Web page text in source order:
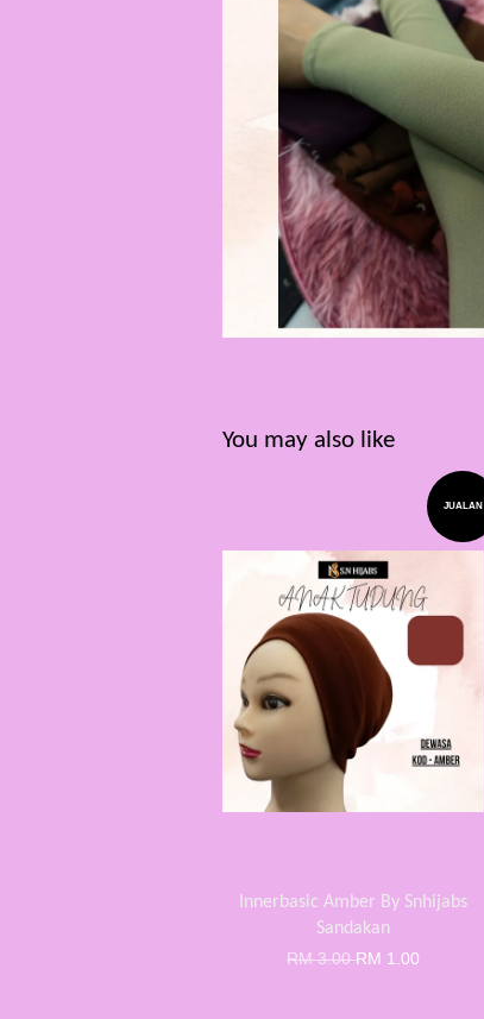
You may also like
JUALAN
Innerbasic Amber By Snhijabs
Sandakan
RM 3.00RM 1.00